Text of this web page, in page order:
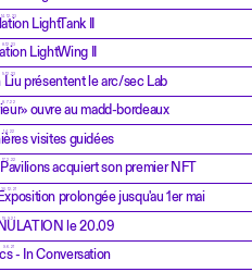
14.12.23 LightTank II
8.12.23 LightWing II
5.12.23 présentent le arc/sec Lab
8.7.22 ouvre au madd-bordeaux
1.4.22 visites guidées
17.2.22 acquiert son premier NFT
30.12.21 prolongée jusqu'au 1er mai
19.9.21 le 20.09
9.6.21 - In Conversation